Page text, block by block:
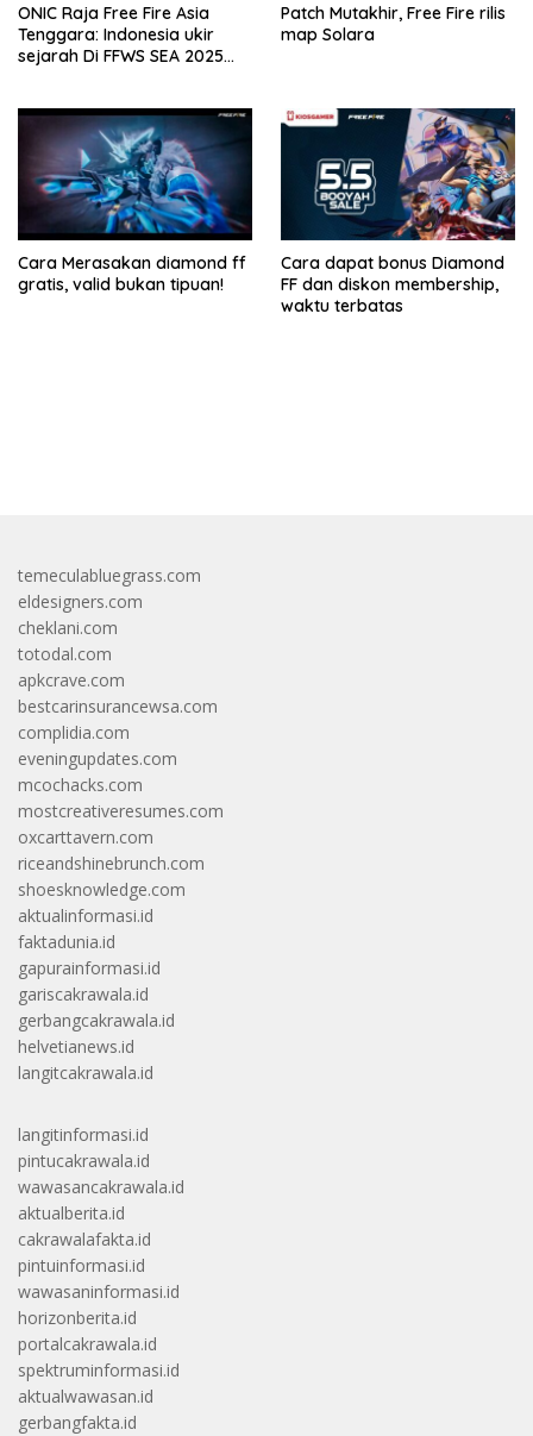
ONIC Raja Free Fire Asia
Tenggara: Indonesia ukir
sejarah Di FFWS SEA 2025
Patch Mutakhir, Free Fire rilis
map Solara
Cara Merasakan diamond ff
gratis, valid bukan tipuan!
Cara dapat bonus Diamond
FF dan diskon membership,
waktu terbatas
temeculabluegrass.com
eldesigners.com
cheklani.com
totodal.com
apkcrave.com
bestcarinsurancewsa.com
complidia.com
eveningupdates.com
mcochacks.com
mostcreativeresumes.com
oxcarttavern.com
riceandshinebrunch.com
shoesknowledge.com
aktualinformasi.id
faktadunia.id
gapurainformasi.id
gariscakrawala.id
gerbangcakrawala.id
helvetianews.id
langitcakrawala.id
langitinformasi.id
pintucakrawala.id
wawasancakrawala.id
aktualberita.id
cakrawalafakta.id
pintuinformasi.id
wawasaninformasi.id
horizonberita.id
portalcakrawala.id
spektruminformasi.id
aktualwawasan.id
gerbangfakta.id